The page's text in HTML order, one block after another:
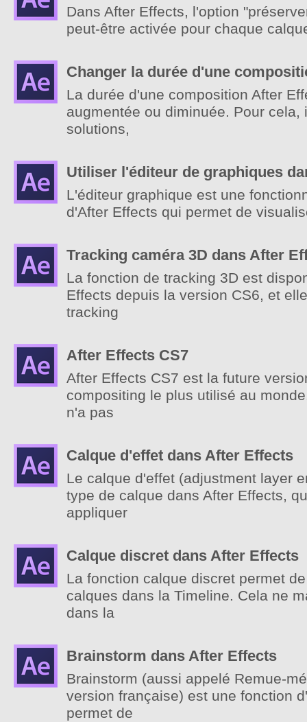
Dans After Effects, l'option
peut-être activée pour chaque
Changer la durée d'une
La durée d'une composition After
augmentée ou diminuée. Pour cela,
solutions,
Utiliser l'éditeur de graphiques
L'éditeur graphique est une
d'After Effects qui permet de
Tracking caméra 3D dans After
La fonction de tracking 3D est
Effects depuis la version CS6, et
tracking
After Effects CS7
After Effects CS7 est la future
compositing le plus utilisé au
n'a pas
Calque d'effet dans After Effects
Le calque d'effet (adjustment layer
type de calque dans After Effects,
appliquer
Calque discret dans After Effects
La fonction calque discret permet
calques dans la Timeline. Cela ne
dans la
Brainstorm dans After Effects
Brainstorm (aussi appelé Remue-
version française) est une fonction
permet de